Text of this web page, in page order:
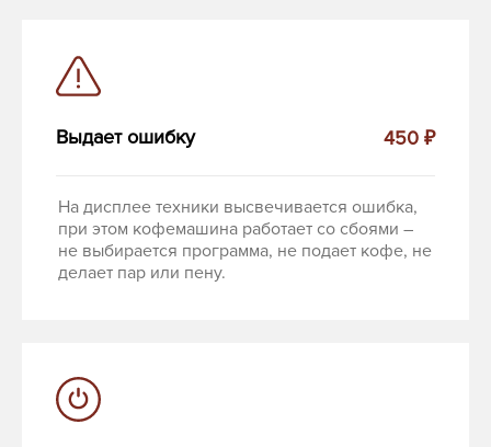
Выдает ошибку 450 ₽
На дисплее техники высвечивается ошибка,
при этом кофемашина работает со сбоями –
не выбирается программа, не подает кофе, не
делает пар или пену.